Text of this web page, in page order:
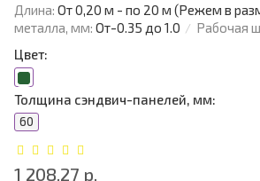
Длина: От 0,20 м - по 20 м (Режем в
металла, мм: От-0.35 до 1.0 Рабочая
Цвет:
Толщина сэндвич-панелей, мм:
60
1 208.27 р.